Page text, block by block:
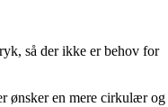
så der ikke er behov for
ønsker en mere cirkulær og